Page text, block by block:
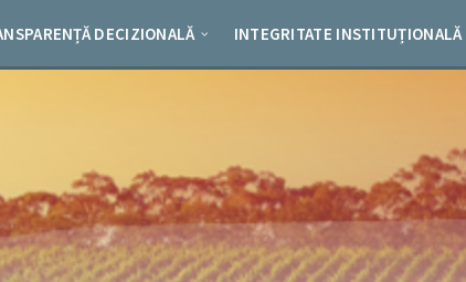
DECIZIONALĂ INTEGRITATE INSTITUȚIONALĂ